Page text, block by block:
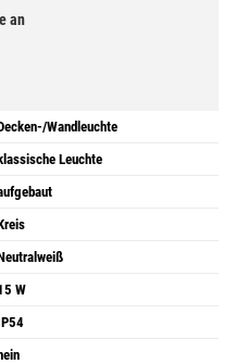
an
Wandleuchte
klassische Leuchte
W